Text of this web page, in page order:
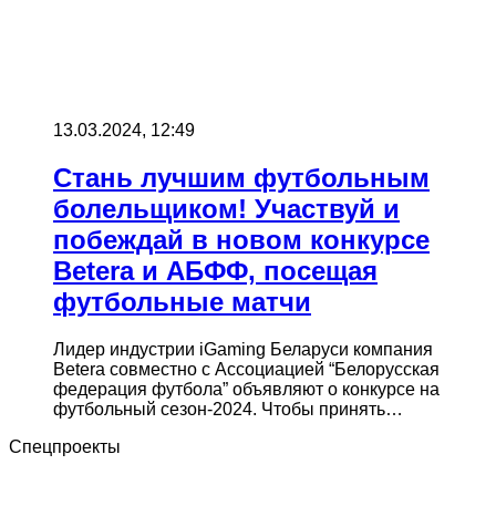
13.03.2024, 12:49
Стань лучшим футбольным
болельщиком! Участвуй и
побеждай в новом конкурсе
Betera и АБФФ, посещая
футбольные матчи
Лидер индустрии iGaming Беларуси компания
Betera совместно с Ассоциацией “Белорусская
федерация футбола” объявляют о конкурсе на
футбольный сезон-2024. Чтобы принять…
Спецпроекты